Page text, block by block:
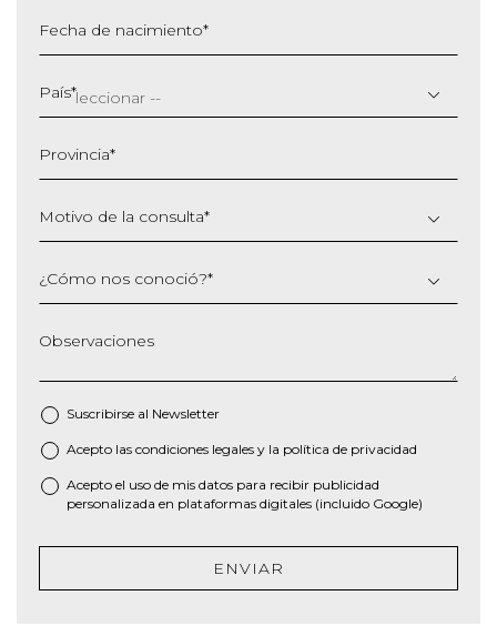
Fecha de nacimiento*
barra
MM
AAAA
País*
Provincia*
Motivo de la consulta*
¿Cómo nos conoció?*
Observaciones
Suscribirse al Newsletter
* Acepto las condiciones legales y la política de privacidad
Acepto el uso de mis datos para recibir publicidad
personalizada en plataformas digitales (incluido Google)
ENVIAR